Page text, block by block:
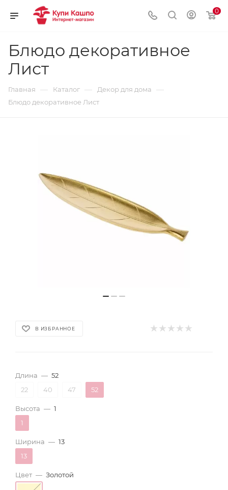
0
Блюдо декоративное
Лист
Главная — Каталог — Декор для дома —
Блюдо декоративное Лист
В ИЗБРАННОЕ
Длина — 52
22
40 47 52
Высота — 1
1
Ширина — 13
13
Цвет — Золотой